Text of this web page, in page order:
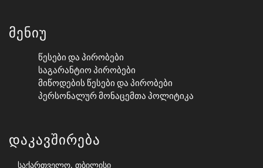
Მენიუ
Წესები Და Პირობები
Საგარანტიო Პირობები
Მიწოდების Წესები Და Პირობები
Პერსონალურ Მონაცემთა Პოლიტიკა
Დაკავშირება
საქართველო, თბილისი